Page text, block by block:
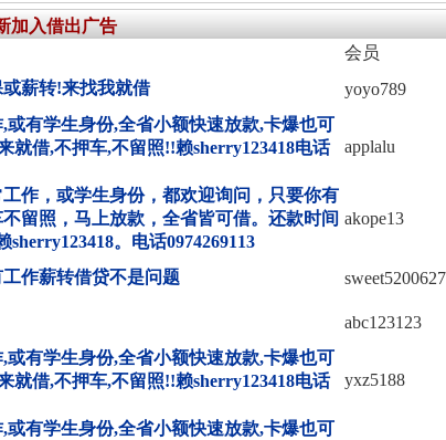
加入借出广告
会员
薪转!来找我就借
yoyo789
或有学生身份,全省小额快速放款,卡爆也可
就借,不押车,不留照!!赖sherry123418电话
applalu
作，或学生身份，都欢迎询问，只要你有
留照，马上放款，全省皆可借。还款时间
sherry123418。电话0974269113
akope13
作薪转借贷不是问题 sweet5200627
abc123123
或有学生身份,全省小额快速放款,卡爆也可
就借,不押车,不留照!!赖sherry123418电话
yxz5188
或有学生身份,全省小额快速放款,卡爆也可